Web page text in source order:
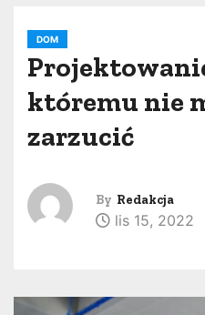
DOM
któremu nie
zarzucić
By Redakcja
lis 15, 2022